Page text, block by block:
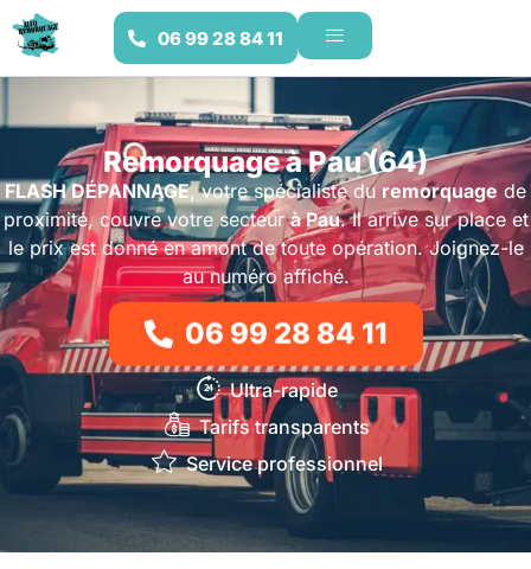
06 99 28 84 11
Remorquage à Pau (64)
FLASH DÉPANNAGE, votre spécialiste du remorquage de
proximité, couvre votre secteurà Pau. Il arrive sur place et
le prix est donné en amont de toute opération. Joignez-le
au numéro affiché.
06 99 28 84 11
Ultra-rapide
Tarifs transparents
Service professionnel